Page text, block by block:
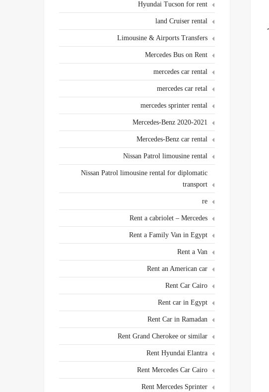
Hyundai Tucson for rent
land Cruiser rental
Limousine & Airports Transfers
Mercedes Bus on Rent
mercedes car rental
mercedes car retal
mercedes sprinter rental
Mercedes-Benz 2020-2021
Mercedes-Benz car rental
Nissan Patrol limousine rental
Nissan Patrol limousine rental for diplomatic
transport
re
Rent a cabriolet – Mercedes
Rent a Family Van in Egypt
Rent a Van
Rent an American car
Rent Car Cairo
Rent car in Egypt
Rent Car in Ramadan
Rent Grand Cherokee or similar
Rent Hyundai Elantra
Rent Mercedes Car Cairo
Rent Mercedes Sprinter